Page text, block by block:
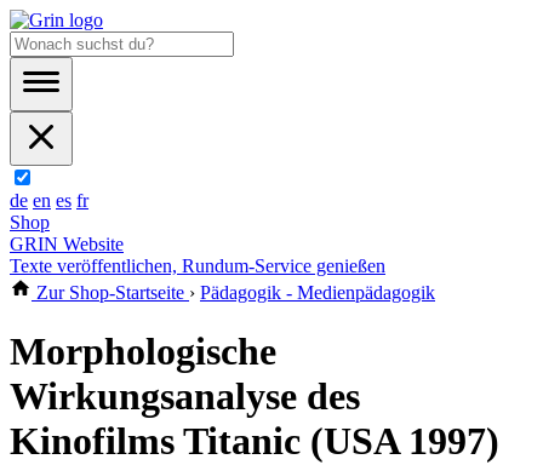
de en es fr
Shop
GRIN Website
Texte veröffentlichen, Rundum-Service genießen
Zur Shop-Startseite › Pädagogik - Medienpädagogik
Morphologische
Wirkungsanalyse des
Kinofilms Titanic (USA 1997)